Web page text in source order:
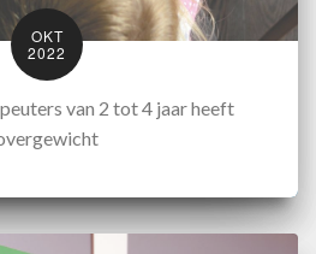
OKT
2022
van 2 tot 4 jaar heeft